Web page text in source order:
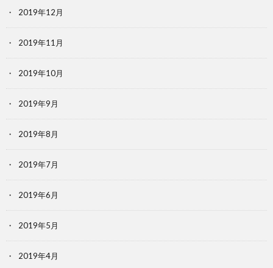
2019年12月
2019年11月
2019年10月
2019年9月
2019年8月
2019年7月
2019年6月
2019年5月
2019年4月